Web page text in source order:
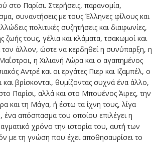
στο Παρίσι. Στερήσεις, παρανομία,
συναντήσεις με τους Έλληνες φίλους και
πολιτικές συζητήσεις και διαφωνίες,
τους, γέλια και κλάματα, τσακωμοί και
τον άλλον, ώστε να κερδηθεί η συνύπαρξη, η
η Χιλιανή Λώρα και ο αγαπημένος
Αντρέ και οι εργάτες Πιερ και Ιζαμπέλ, ο
βρίσκονται, θυμίζοντας συχνά ένα άλλο,
Παρίσι, αλλά και στο Μπουένος Άιρες, την
και τη Μάγα, ή έστω τα ίχνη τους, λίγα
ένα απόσπασμα του οποίου επιλέγει η
χρόνο την ιστορία του, αυτή των
με τη γνώση που έχει αποθησαυρίσει το